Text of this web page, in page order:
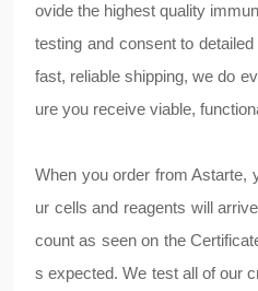
ovide the highest quality
testing and consent to
fast, reliable shipping, we do
ure you receive viable,
When you order from Astarte,
ur cells and reagents will
count as seen on the
s expected. We test all of our